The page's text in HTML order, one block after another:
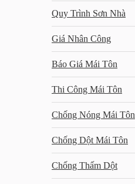
Quy Trình Sơn Nhà
Giá Nhân Công
Báo Giá Mái Tôn
Thi Công Mái Tôn
Chống Nóng Mái Tôn
Chống Dột Mái Tôn
Chống Thấm Dột